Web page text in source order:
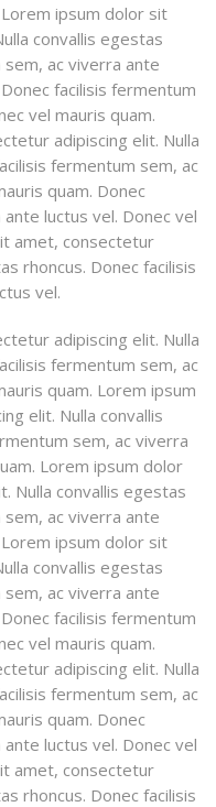
ipsum dolor sit
convallis egestas
ac viverra ante
facilisis fermentum
vel mauris quam.
adipiscing elit. Nulla
fermentum sem, ac
quam. Donec
luctus vel. Donec vel
amet, consectetur
rhoncus. Donec facilisis
vel.
adipiscing elit. Nulla
fermentum sem, ac
quam. Lorem ipsum
elit. Nulla convallis
sem, ac viverra
Lorem ipsum dolor
Nulla convallis egestas
ac viverra ante
ipsum dolor sit
convallis egestas
ac viverra ante
facilisis fermentum
vel mauris quam.
adipiscing elit. Nulla
fermentum sem, ac
quam. Donec
luctus vel. Donec vel
amet, consectetur
rhoncus. Donec facilisis